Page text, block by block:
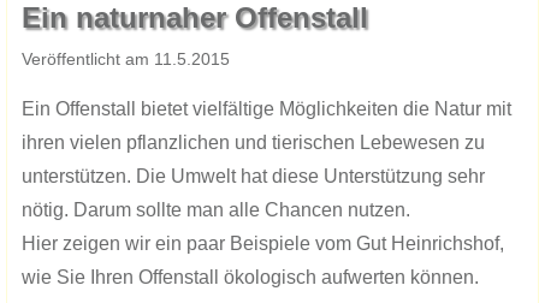
​Ein naturnaher Offenstall
​Veröffentlicht am ​​​​​1​1.​​​​5.201​​​​​5
Ein Offenstall bietet vielfältige Möglichkeiten die Natur mit
ihren vielen pflanzlichen und tierischen Lebewesen zu
unterstützen. Die Umwelt hat diese Unterstützung sehr
nötig. Darum sollte man alle Chancen nutzen.
Hier zeigen wir ein paar Beispiele vom Gut Heinrichshof,
wie Sie Ihren Offenstall ökologisch aufwerten können.